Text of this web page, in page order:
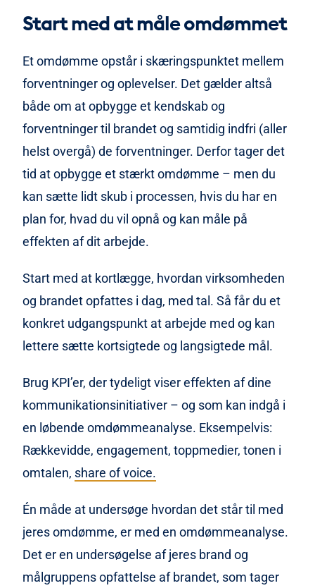
Start med at måle omdømmet
Et omdømme opstår i skæringspunktet mellem
forventninger og oplevelser. Det gælder altså
både om at opbygge et kendskab og
forventninger til brandet og samtidig indfri (aller
helst overgå) de forventninger. Derfor tager det
tid at opbygge et stærkt omdømme – men du
kan sætte lidt skub i processen, hvis du har en
plan for, hvad du vil opnå og kan måle på
effekten af dit arbejde.
Start med at kortlægge, hvordan virksomheden
og brandet opfattes i dag, med tal. Så får du et
konkret udgangspunkt at arbejde med og kan
lettere sætte kortsigtede og langsigtede mål.
Brug KPI’er, der tydeligt viser effekten af dine
kommunikationsinitiativer – og som kan indgå i
en løbende omdømmeanalyse. Eksempelvis:
Rækkevidde, engagement, toppmedier, tonen i
omtalen, share of voice.
Én måde at undersøge hvordan det står til med
jeres omdømme, er med en omdømmeanalyse.
Det er en undersøgelse af jeres brand og
målgruppens opfattelse af brandet, som tager